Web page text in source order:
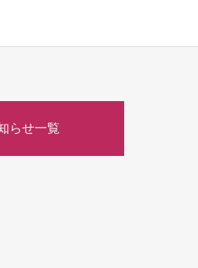
らせ一覧